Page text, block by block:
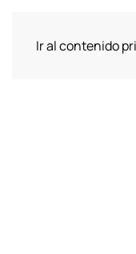
Ir al contenido